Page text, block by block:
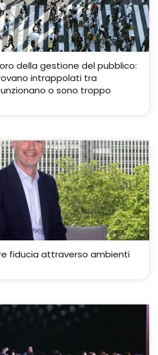
della gestione del pubblico:
intrappolati tra
o sono troppo
fiducia attraverso ambienti